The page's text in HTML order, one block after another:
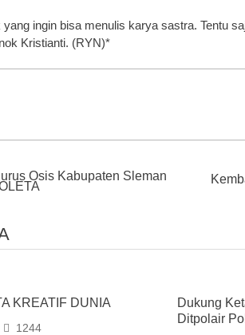
yang ingin bisa menulis karya sastra. Tentu
Kristianti. (RYN)*
Osis Kabupaten Sleman
KREATIF DUNIA
1244
Dukung
Ditpolair